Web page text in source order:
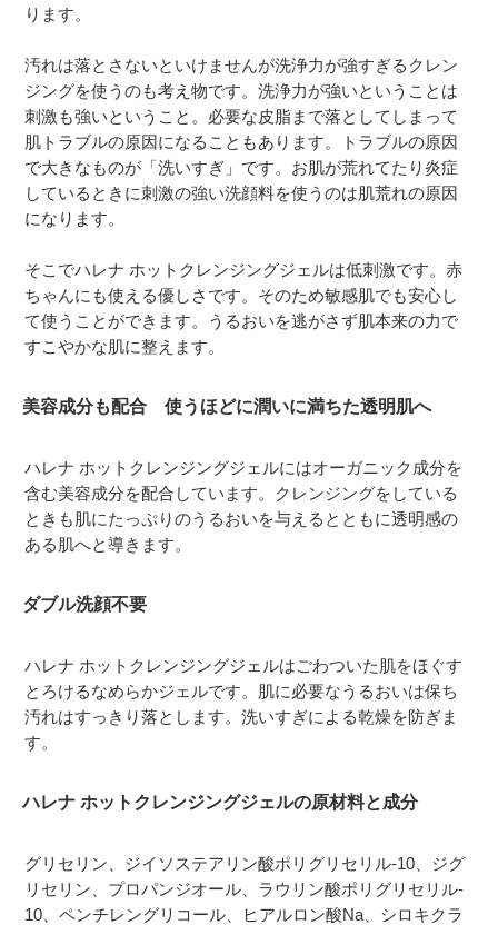
ります。
汚れは落とさないといけませんが洗浄力が強すぎるクレン
ジングを使うのも考え物です。洗浄力が強いということは
刺激も強いということ。必要な皮脂まで落としてしまって
肌トラブルの原因になることもあります。トラブルの原因
で大きなものが「洗いすぎ」です。お肌が荒れてたり炎症
しているときに刺激の強い洗顔料を使うのは肌荒れの原因
になります。
そこでハレナ ホットクレンジングジェルは低刺激です。赤
ちゃんにも使える優しさです。そのため敏感肌でも安心し
て使うことができます。うるおいを逃がさず肌本来の力で
すこやかな肌に整えます。
美容成分も配合 使うほどに潤いに満ちた透明肌へ
ハレナ ホットクレンジングジェルにはオーガニック成分を
含む美容成分を配合しています。クレンジングをしている
ときも肌にたっぷりのうるおいを与えるとともに透明感の
ある肌へと導きます。
ダブル洗顔不要
ハレナ ホットクレンジングジェルはごわついた肌をほぐす
とろけるなめらかジェルです。肌に必要なうるおいは保ち
汚れはすっきり落とします。洗いすぎによる乾燥を防ぎま
す。
ハレナ ホットクレンジングジェルの原材料と成分
グリセリン、ジイソステアリン酸ポリグリセリル‐10、ジグ
リセリン、プロパンジオール、ラウリン酸ポリグリセリル‐
10、ペンチレングリコール、ヒアルロン酸Na、シロキクラ